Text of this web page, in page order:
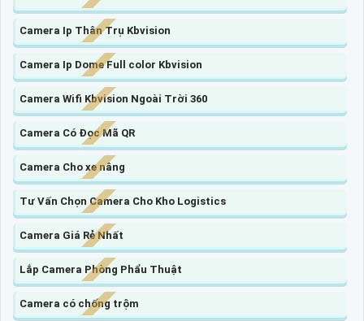
Camera Ip Thân Trụ Kbvision
Camera Ip Dome Full color Kbvision
Camera Wifi Kbvision Ngoài Trời 360
Camera Có Đọc Mã QR
Camera Cho xe nâng
Tư Vấn Chọn Camera Cho Kho Logistics
Camera Giá Rẻ Nhất
Lắp Camera Phòng Phẩu Thuật
Camera có chống trộm